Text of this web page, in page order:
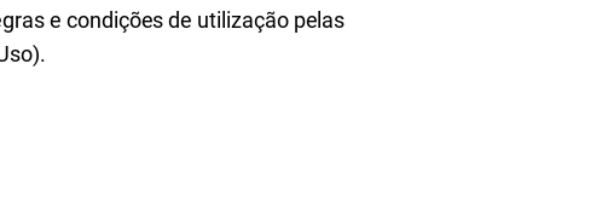
e condições de utilização pelas